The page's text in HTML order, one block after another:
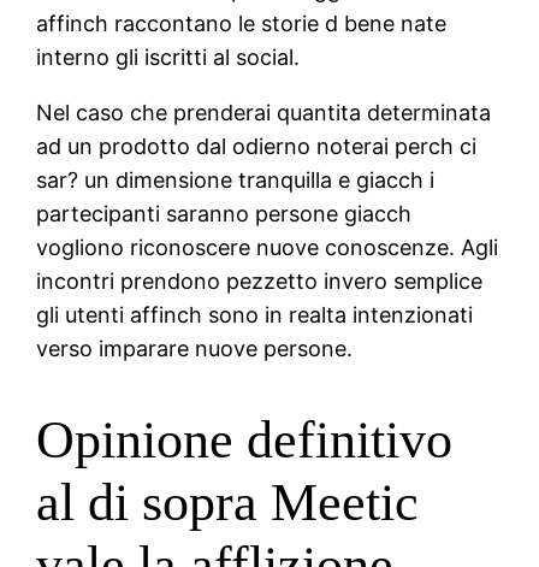
affinch raccontano le storie d bene nate
interno gli iscritti al social.
Nel caso che prenderai quantita determinata
ad un prodotto dal odierno noterai perch ci
sar? un dimensione tranquilla e giacch i
partecipanti saranno persone giacch
vogliono riconoscere nuove conoscenze. Agli
incontri prendono pezzetto invero semplice
gli utenti affinch sono in realta intenzionati
verso imparare nuove persone.
Opinione definitivo
al di sopra Meetic